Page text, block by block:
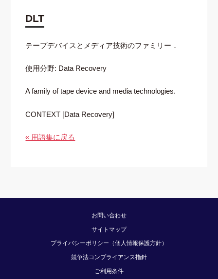
DLT
テープデバイスとメディア技術のファミリー．
使用分野: Data Recovery
A family of tape device and media technologies.
CONTEXT [Data Recovery]
« 用語集に戻る
お問い合わせ
サイトマップ
プライバシーポリシー（個人情報保護方針）
競争法コンプライアンス指針
ご利用条件